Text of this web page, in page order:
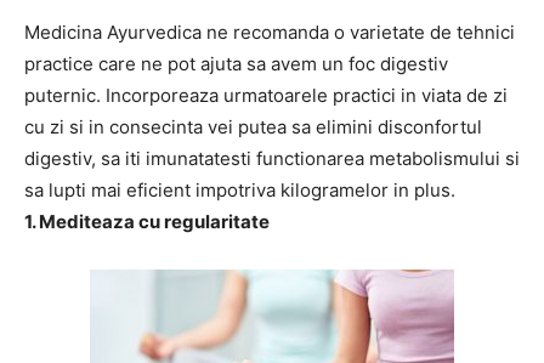
Medicina Ayurvedica ne recomanda o varietate de tehnici
practice care ne pot ajuta sa avem un foc digestiv
puternic. Incorporeaza urmatoarele practici in viata de zi
cu zi si in consecinta vei putea sa elimini disconfortul
digestiv, sa iti imunatatesti functionarea metabolismului si
sa lupti mai eficient impotriva kilogramelor in plus.
1. Mediteaza cu regularitate